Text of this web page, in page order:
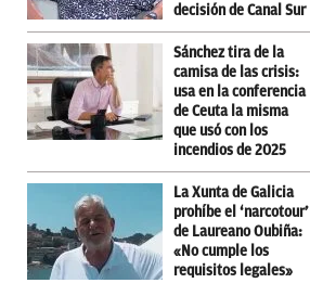
decisión de Canal Sur
Sánchez tira de la
camisa de las crisis:
usa en la conferencia
de Ceuta la misma
que usó con los
incendios de 2025
La Xunta de Galicia
prohíbe el ‘narcotour’
de Laureano Oubiña:
«No cumple los
requisitos legales»